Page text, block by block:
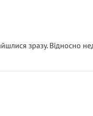
зразу. Відносно